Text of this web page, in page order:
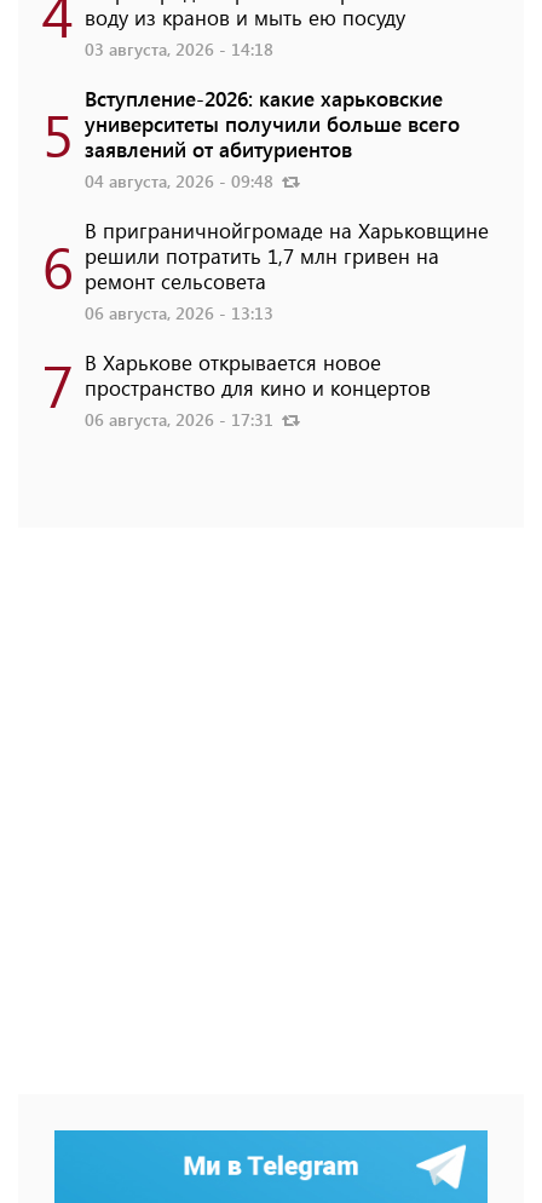
воду из кранов и мыть ею посуду
03 августа, 2026 - 14:18
5 Вступление-2026: какие харьковские
университеты получили больше всего
заявлений от абитуриентов
04 августа, 2026 - 09:48
6 В приграничнойгромаде на Харьковщине
решили потратить 1,7 млн ​​гривен на
ремонт сельсовета
06 августа, 2026 - 13:13
7 В Харькове открывается новое
пространство для кино и концертов
06 августа, 2026 - 17:31